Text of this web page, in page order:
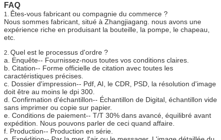
FAQ
1. Êtes-vous fabricant ou compagnie du commerce ?
Nous sommes fabricant, situé à Zhangjiagang. nous avons une
expérience riche en produisant la bouteille, la pompe, le chapeau,
etc.
2. Quel est le processus d'ordre ?
a. Enquête-- Fournissez-nous toutes vos conditions claires.
b. Citation-- Forme officielle de citation avec toutes les
caractéristiques précises.
c. Dossier d'impression-- Pdf, AI, le CDR, PSD, la résolution d'image
doit être au moins le dpi 300.
d. Confirmation d'échantillon-- Échantillon de Digital, échantillon vide
sans imprimer ou copie sur papier.
e. Conditions de paiement-- T/T 30% dans avancé, équilibré avant
expédition. Nous pouvons parler de ceci quand affaire.
f. Production-- Production en série.